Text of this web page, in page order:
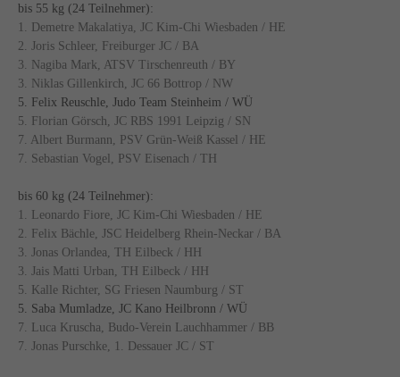
bis 55 kg (24 Teilnehmer):
1. Demetre Makalatiya, JC Kim-Chi Wiesbaden / HE
2. Joris Schleer, Freiburger JC / BA
3. Nagiba Mark, ATSV Tirschenreuth / BY
3. Niklas Gillenkirch, JC 66 Bottrop / NW
5. Felix Reuschle, Judo Team Steinheim / WÜ
5. Florian Görsch, JC RBS 1991 Leipzig / SN
7. Albert Burmann, PSV Grün-Weiß Kassel / HE
7. Sebastian Vogel, PSV Eisenach / TH
bis 60 kg (24 Teilnehmer):
1. Leonardo Fiore, JC Kim-Chi Wiesbaden / HE
2. Felix Bächle, JSC Heidelberg Rhein-Neckar / BA
3. Jonas Orlandea, TH Eilbeck / HH
3. Jais Matti Urban, TH Eilbeck / HH
5. Kalle Richter, SG Friesen Naumburg / ST
5. Saba Mumladze, JC Kano Heilbronn / WÜ
7. Luca Kruscha, Budo-Verein Lauchhammer / BB
7. Jonas Purschke, 1. Dessauer JC / ST